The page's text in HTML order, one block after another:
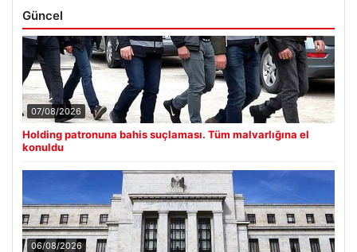
Güncel
07/08/2026
Holding patronuna bahis suçlaması. Tüm malvarlığına el
konuldu
06/08/2026